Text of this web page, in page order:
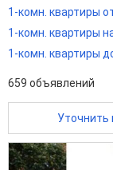
1-комн. квартиры
1-комн. квартиры
1-комн. квартиры
659 объявлений
Уточнить